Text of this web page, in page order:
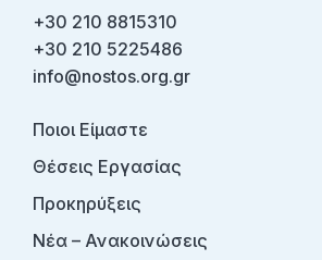
+30 210 8815310
+30 210 5225486
info@nostos.org.gr
Ποιοι Είμαστε
Θέσεις Εργασίας
Προκηρύξεις
Νέα – Ανακοινώσεις